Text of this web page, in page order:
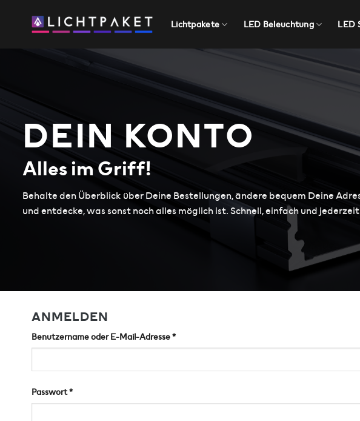
springen
Lichtpakete LED Beleuchtung LED
DEIN KONTO
Alles im Griff!
Behalte den Überblick über Deine Bestellungen, ändere bequem Deine
und entdecke, was sonst noch alles möglich ist. Schnell, einfach und
ANMELDEN
Benutzername oder E-Mail-Adresse*Erforderlich
Passwort*Erforderlich